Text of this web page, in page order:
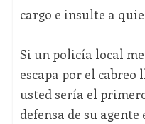
cargo e insulte a
Si un policía local
escapa por el cabreo
usted sería el
defensa de su